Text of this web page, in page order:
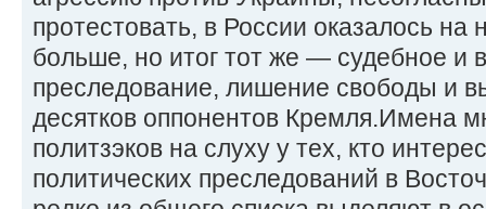
протестовать, в России оказалось на
больше, но итог тот же — судебное и
преследование, лишение свободы и
десятков оппонентов Кремля.Имена
политзэков на слуху у тех, кто
политических преследований в